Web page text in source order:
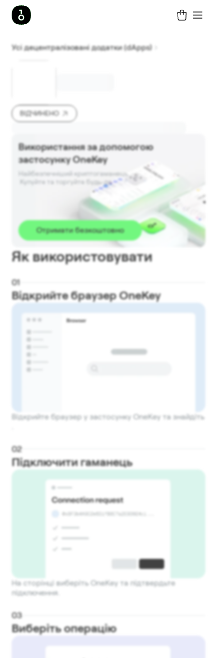
Усі децентралізовані додатки (dApps)
ВІДЧИНЕНО
Використання за допомогою
застосунку OneKey
Найбезпечніший криптогаманець.
Купуйте та торгуйте будь-де.
Отримати безкоштовно
Як використовувати
01
Відкрийте браузер OneKey
Відкрийте браузер у застосунку OneKey та знайдіть
02
Підключити гаманець
На сторінці виберіть OneKey та підтвердьте
підключення.
03
Виберіть операцію